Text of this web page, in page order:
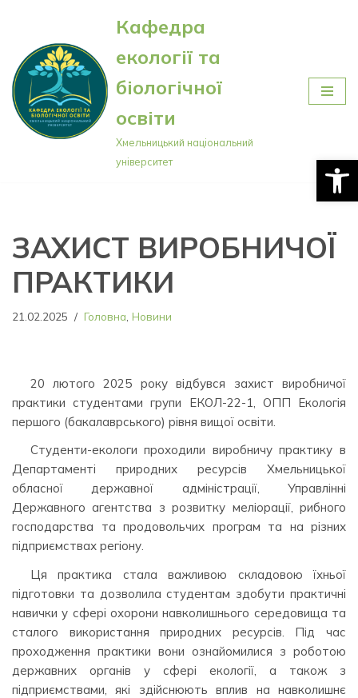
Перейти
до
вмісту
Кафедра
екології та
біологічної
освіти
Хмельницький національний
університет
ЗАХИСТ ВИРОБНИЧОЇ
ПРАКТИКИ
21.02.2025 Головна Новини
20 лютого 2025 року відбувся захист виробничої
практики студентами групи ЕКОЛ-22-1, ОПП Екологія
першого (бакалаврського) рівня вищої освіти.
Студенти-екологи проходили виробничу практику в
Департаменті природних ресурсів Хмельницької
обласної державної адміністрації, Управлінні
Державного агентства з розвитку меліорації, рибного
господарства та продовольчих програм та на різних
підприємствах регіону.
Ця практика стала важливою складовою їхньої
підготовки та дозволила студентам здобути практичні
навички у сфері охорони навколишнього середовища та
сталого використання природних ресурсів. Під час
проходження практики вони ознайомилися з роботою
державних органів у сфері екології, а також з
підприємствами, які здійснюють вплив на навколишнє